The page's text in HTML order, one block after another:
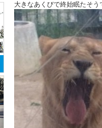
大きなあくびで終始眠たそう